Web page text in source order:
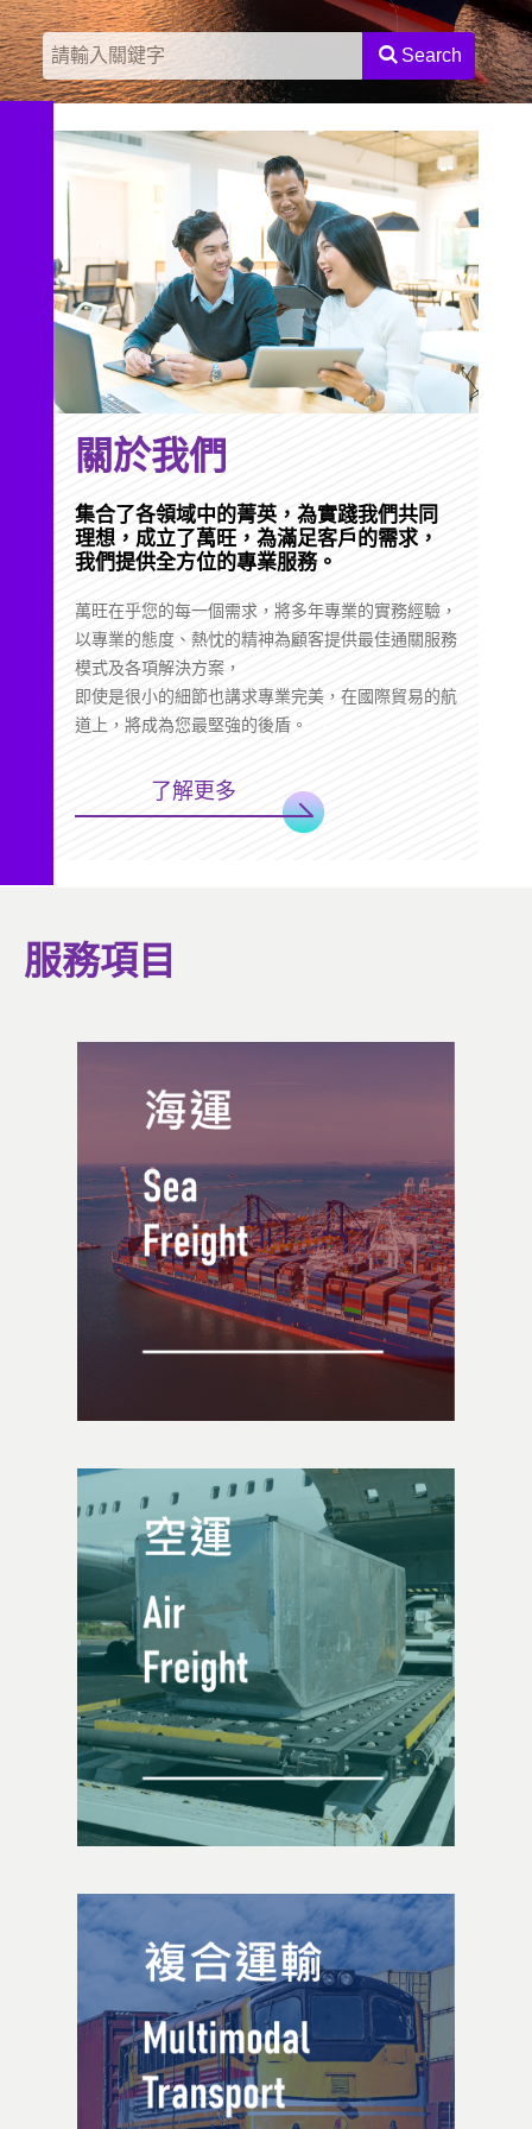
Search
關於我們
集合了各領域中的菁英，為實踐我們共同
理想，成立了萬旺，為滿足客戶的需求，
我們提供全方位的專業服務。
萬旺在乎您的每一個需求，將多年專業的實務經驗，
以專業的態度、熱忱的精神為顧客提供最佳通關服務
模式及各項解決方案，
即使是很小的細節也講求專業完美，在國際貿易的航
道上，將成為您最堅強的後盾。
了解更多
服務項目